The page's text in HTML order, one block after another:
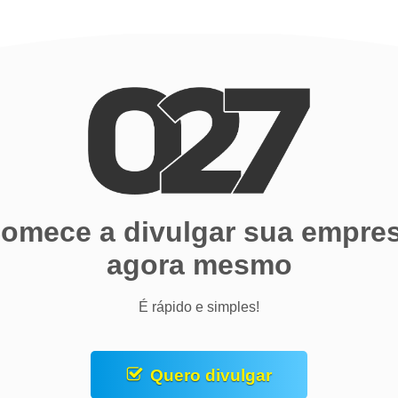
a divulgar sua
agora mesmo
É rápido e simples!
Quero divulgar